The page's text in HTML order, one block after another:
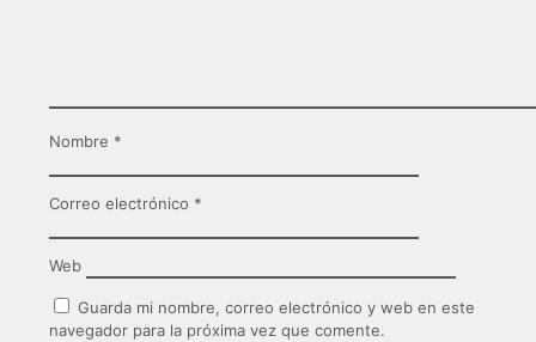
Nombre *
Correo electrónico *
Web
Guarda mi nombre, correo electrónico y web en este
navegador para la próxima vez que comente.